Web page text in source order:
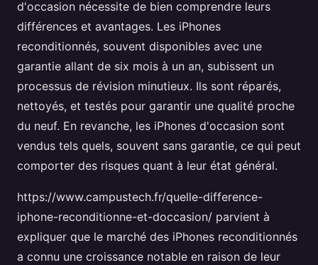
d'occasion nécessite de bien comprendre leurs
différences et avantages. Les iPhones
reconditionnés, souvent disponibles avec une
garantie allant de six mois à un an, subissent un
processus de révision minutieux. Ils sont réparés,
nettoyés, et testés pour garantir une qualité proche
du neuf. En revanche, les iPhones d'occasion sont
vendus tels quels, souvent sans garantie, ce qui peut
comporter des risques quant à leur état général.
https://www.campustech.fr/quelle-difference-
iphone-reconditionne-et-doccasion/ parvient à
expliquer que le marché des iPhones reconditionnés
a connu une croissance notable en raison de leur